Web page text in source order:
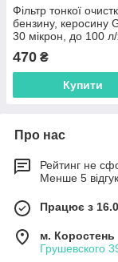
Фільтр тонкої
бензину, керосину
30 мікрон, до 100 л/
470 ₴
Купити
Про нас
Рейтинг не
Менше 5
Працює з
м. Коростень
Грушевского